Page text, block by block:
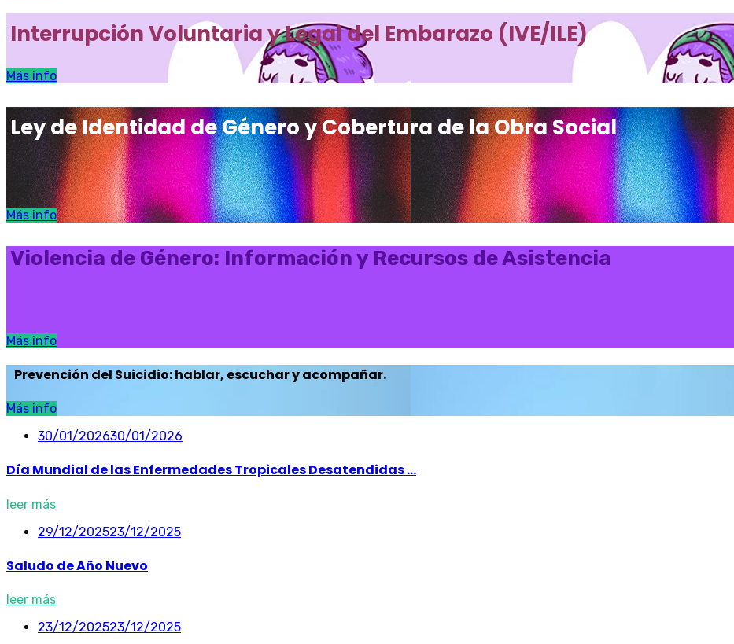
Interrupción Voluntaria y Legal del Embarazo (IVE/ILE)
Más info
Ley de Identidad de Género y Cobertura de la Obra Social
Más info
Violencia de Género: Información y Recursos de Asistencia
Más info
Prevención del Suicidio: hablar, escuchar y acompañar.
Más info
30/01/202630/01/2026
Día Mundial de las Enfermedades Tropicales Desatendidas ...
leer más
29/12/202523/12/2025
Saludo de Año Nuevo
leer más
23/12/202523/12/2025